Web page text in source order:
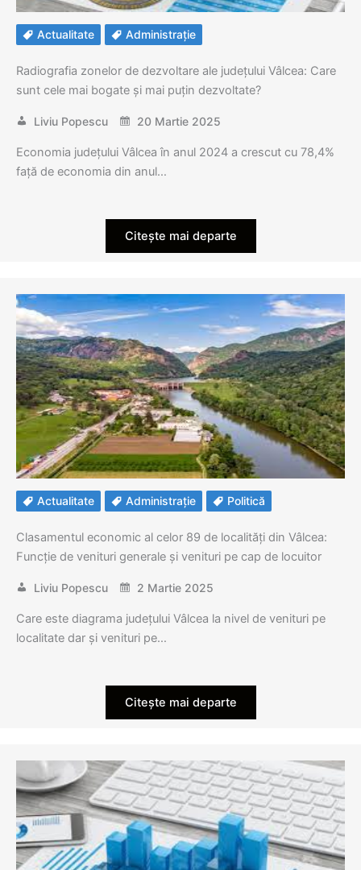
Actualitate Administrație
Radiografia zonelor de dezvoltare ale județului Vâlcea: Care
sunt cele mai bogate și mai puțin dezvoltate?
Liviu Popescu 20 Martie 2025
Economia județului Vâlcea în anul 2024 a crescut cu 78,4%
față de economia din anul…
Citește mai departe
Actualitate Administrație Politică
Clasamentul economic al celor 89 de localități din Vâlcea:
Funcție de venituri generale și venituri pe cap de locuitor
Liviu Popescu 2 Martie 2025
Care este diagrama județului Vâlcea la nivel de venituri pe
localitate dar și venituri pe…
Citește mai departe